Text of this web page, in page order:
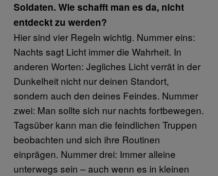
Soldaten. Wie schafft man es da, nicht
entdeckt zu werden?
Hier sind vier Regeln wichtig. Nummer eins:
Nachts sagt Licht immer die Wahrheit. In
anderen Worten: Jegliches Licht verrät in der
Dunkelheit nicht nur deinen Standort,
sondern auch den deines Feindes. Nummer
zwei: Man sollte sich nur nachts fortbewegen.
Tagsüber kann man die feindlichen Truppen
beobachten und sich ihre Routinen
einprägen. Nummer drei: Immer alleine
unterwegs sein – auch wenn es in kleinen